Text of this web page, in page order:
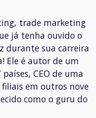
trade marketing
já tenha ouvido o
durante sua carreira
Ele é autor de um
CEO de uma
em outros nove
como o guru do